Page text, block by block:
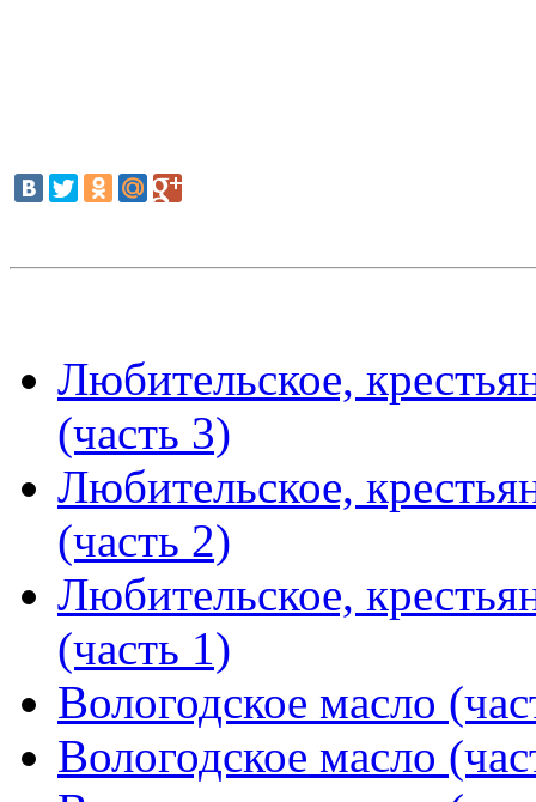
Любительское,
(часть 3)
Любительское,
(часть 2)
Любительское,
(часть 1)
Вологодское масло
Вологодское масло